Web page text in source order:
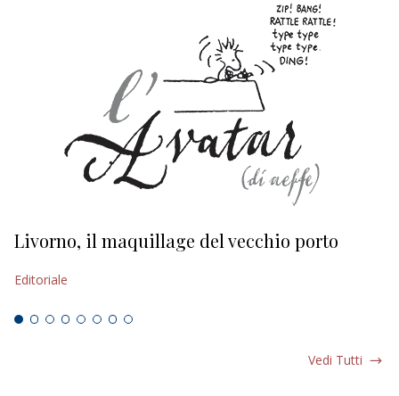
Livorno, il maquillage del vecchio porto
Editoriale
Vedi Tutti